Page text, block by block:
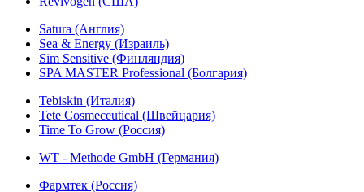
Satura (Англия)
Sea & Energy (Израиль)
Sim Sensitive (Финляндия)
SPA MASTER Professional (Болгария)
Tebiskin (Италия)
Tete Cosmeceutical (Швейцария)
Time To Grow (Россия)
WT - Methode GmbH (Германия)
Фармтек (Россия)